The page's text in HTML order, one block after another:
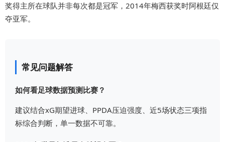
奖得主所在球队并非每次都是冠军，2014年梅西获奖时阿根廷仅
夺亚军。
常见问题解答
如何看足球数据预测比赛？
建议结合xG期望进球、PPDA压迫强度、近5场状态三项指
标综合判断，单一数据不可靠。